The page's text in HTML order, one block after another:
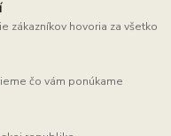
zákazníkov hovoria za všetko
čo vám ponúkame